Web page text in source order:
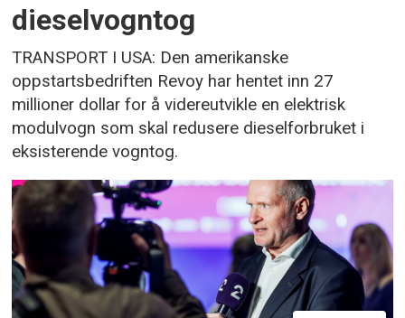
dieselvogntog
TRANSPORT I USA: Den amerikanske
oppstartsbedriften Revoy har hentet inn 27
millioner dollar for å videreutvikle en elektrisk
modulvogn som skal redusere dieselforbruket i
eksisterende vogntog.